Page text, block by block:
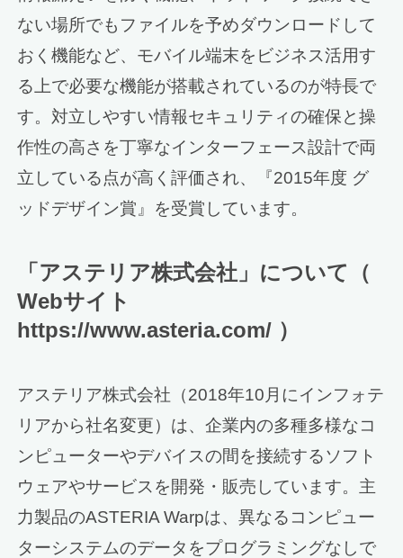
ない場所でもファイルを予めダウンロードして
おく機能など、モバイル端末をビジネス活用す
る上で必要な機能が搭載されているのが特長で
す。対立しやすい情報セキュリティの確保と操
作性の高さを丁寧なインターフェース設計で両
立している点が高く評価され、『2015年度 グ
ッドデザイン賞』を受賞しています。
「アステリア株式会社」について（
Webサイト
https://www.asteria.com/ ）
アステリア株式会社（2018年10月にインフォテ
リアから社名変更）は、企業内の多種多様なコ
ンピューターやデバイスの間を接続するソフト
ウェアやサービスを開発・販売しています。主
力製品のASTERIA Warpは、異なるコンピュー
ターシステムのデータをプログラミングなしで